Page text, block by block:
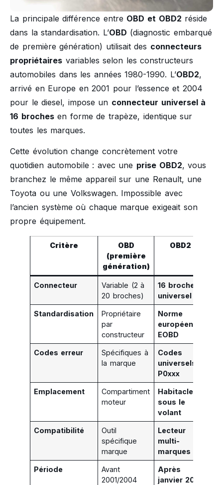
La principale différence entre OBD et OBD2 réside
dans la standardisation. L’OBD (diagnostic embarqué
de première génération) utilisait des connecteurs
propriétaires variables selon les constructeurs
automobiles dans les années 1980-1990. L’OBD2,
arrivé en Europe en 2001 pour l’essence et 2004
pour le diesel, impose un connecteur universel à
16 brochesen forme de trapèze, identique sur
toutes les marques.
Cette évolution change concrètement votre
quotidien automobile : avec une prise OBD2, vous
branchez le même appareil sur une Renault, une
Toyota ou une Volkswagen. Impossible avec
l’ancien système où chaque marque exigeait son
propre équipement.
Critère
OBD
(première
génération)
OBD2
Connecteur
Variable (2 à
20 broches)
16 broches
universel
Standardisation
Propriétaire
par
constructeur
Norme
européenne
EOBD
Codes erreur
Spécifiques à
la marque
Codes
universels
P0xxx
Emplacement
Compartiment
moteur
Habitacle
sous le
volant
Compatibilité
Outil
spécifique
marque
Lecteur
multi-
marques
Période
Avant
2001/2004
Après
janvier 2001